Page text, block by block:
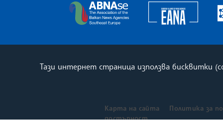
The Assocoation of the
Карта на сайта
Политика за
достъпност
Тази интернет страница използва бисквитки